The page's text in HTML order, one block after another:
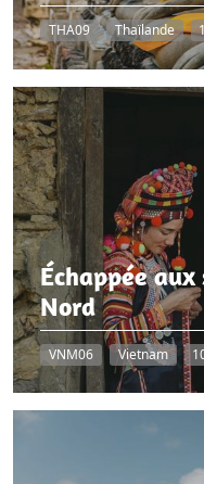
THA09 Thaïlande
Échappée
Nord
VNM06 Vietnam